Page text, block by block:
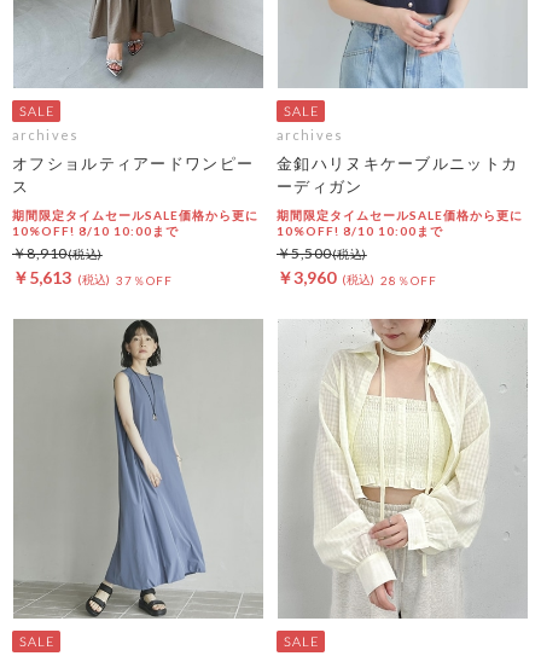
archives
オフショルティアードワンピー
ス
期間限定タイムセールSALE価格から更に
10%OFF! 8/10 10:00まで
￥5,613 37％OFF
￥8,910
archives
金釦ハリヌキケーブルニットカ
ーディガン
期間限定タイムセールSALE価格から更に
10%OFF! 8/10 10:00まで
￥3,960 28％OFF
￥5,500